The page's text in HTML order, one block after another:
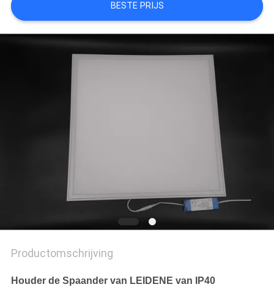
PRIVACY
POLICY
BESTE PRIJS
Productomschrijving
Houder de Spaander van LEIDENE van IP40